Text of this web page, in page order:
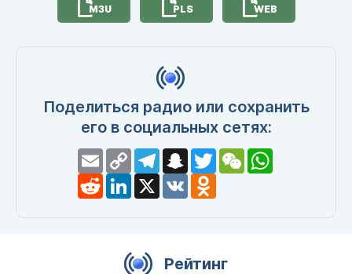
M3U PLS WEB
Поделиться радио или сохранить
его в социальных сетях:
EmailCopy
Link
TelegramSnapchat
TwitterWeChatWhatsApp
RedditLinkedIn
X VK Odnoklassniki
Рейтинг